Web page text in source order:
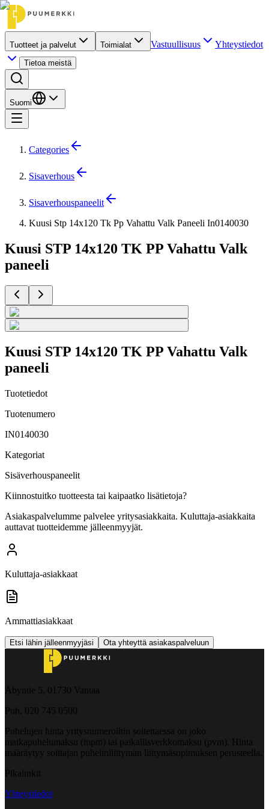
Tuotteet ja palvelut Toimialat Vastuullisuus Yhteystiedot
Tietoa meistä
Suomi
Categories
Sisaverhous
Sisaverhouspaneelit
Kuusi Stp 14x120 Tk Pp Vahattu Valk Paneeli In0140030
Kuusi STP 14x120 TK PP Vahattu Valk
paneeli
Kuusi STP 14x120 TK PP Vahattu Valk
paneeli
Tuotetiedot
Tuotenumero
IN0140030
Kategoriat
Sisäverhouspaneelit
Kiinnostuitko tuotteesta tai kaipaatko lisätietoja?
Asiakaspalvelumme palvelee yritysasiakkaita. Kuluttaja-asiakkaita
auttavat tuotteidemme jälleenmyyjät.
Kuluttaja-asiakkaat
Ammattiasiakkaat
Etsi lähin jälleenmyyjäsi Ota yhteyttä asiakaspalveluun
Åbyntie 5, 01730 Vantaa
Puh. 020 745 0500
Puhelujen hinta yritysnumeroihin soitettaessa on joko
matkapuhelumaksu (mpm) tai paikallisverkkomaksu (pvm). Hinta
määräytyy soittajan puhelinliittymän liittymäsopimuksen perusteella.
Pikalinkit
Yhteystiedot